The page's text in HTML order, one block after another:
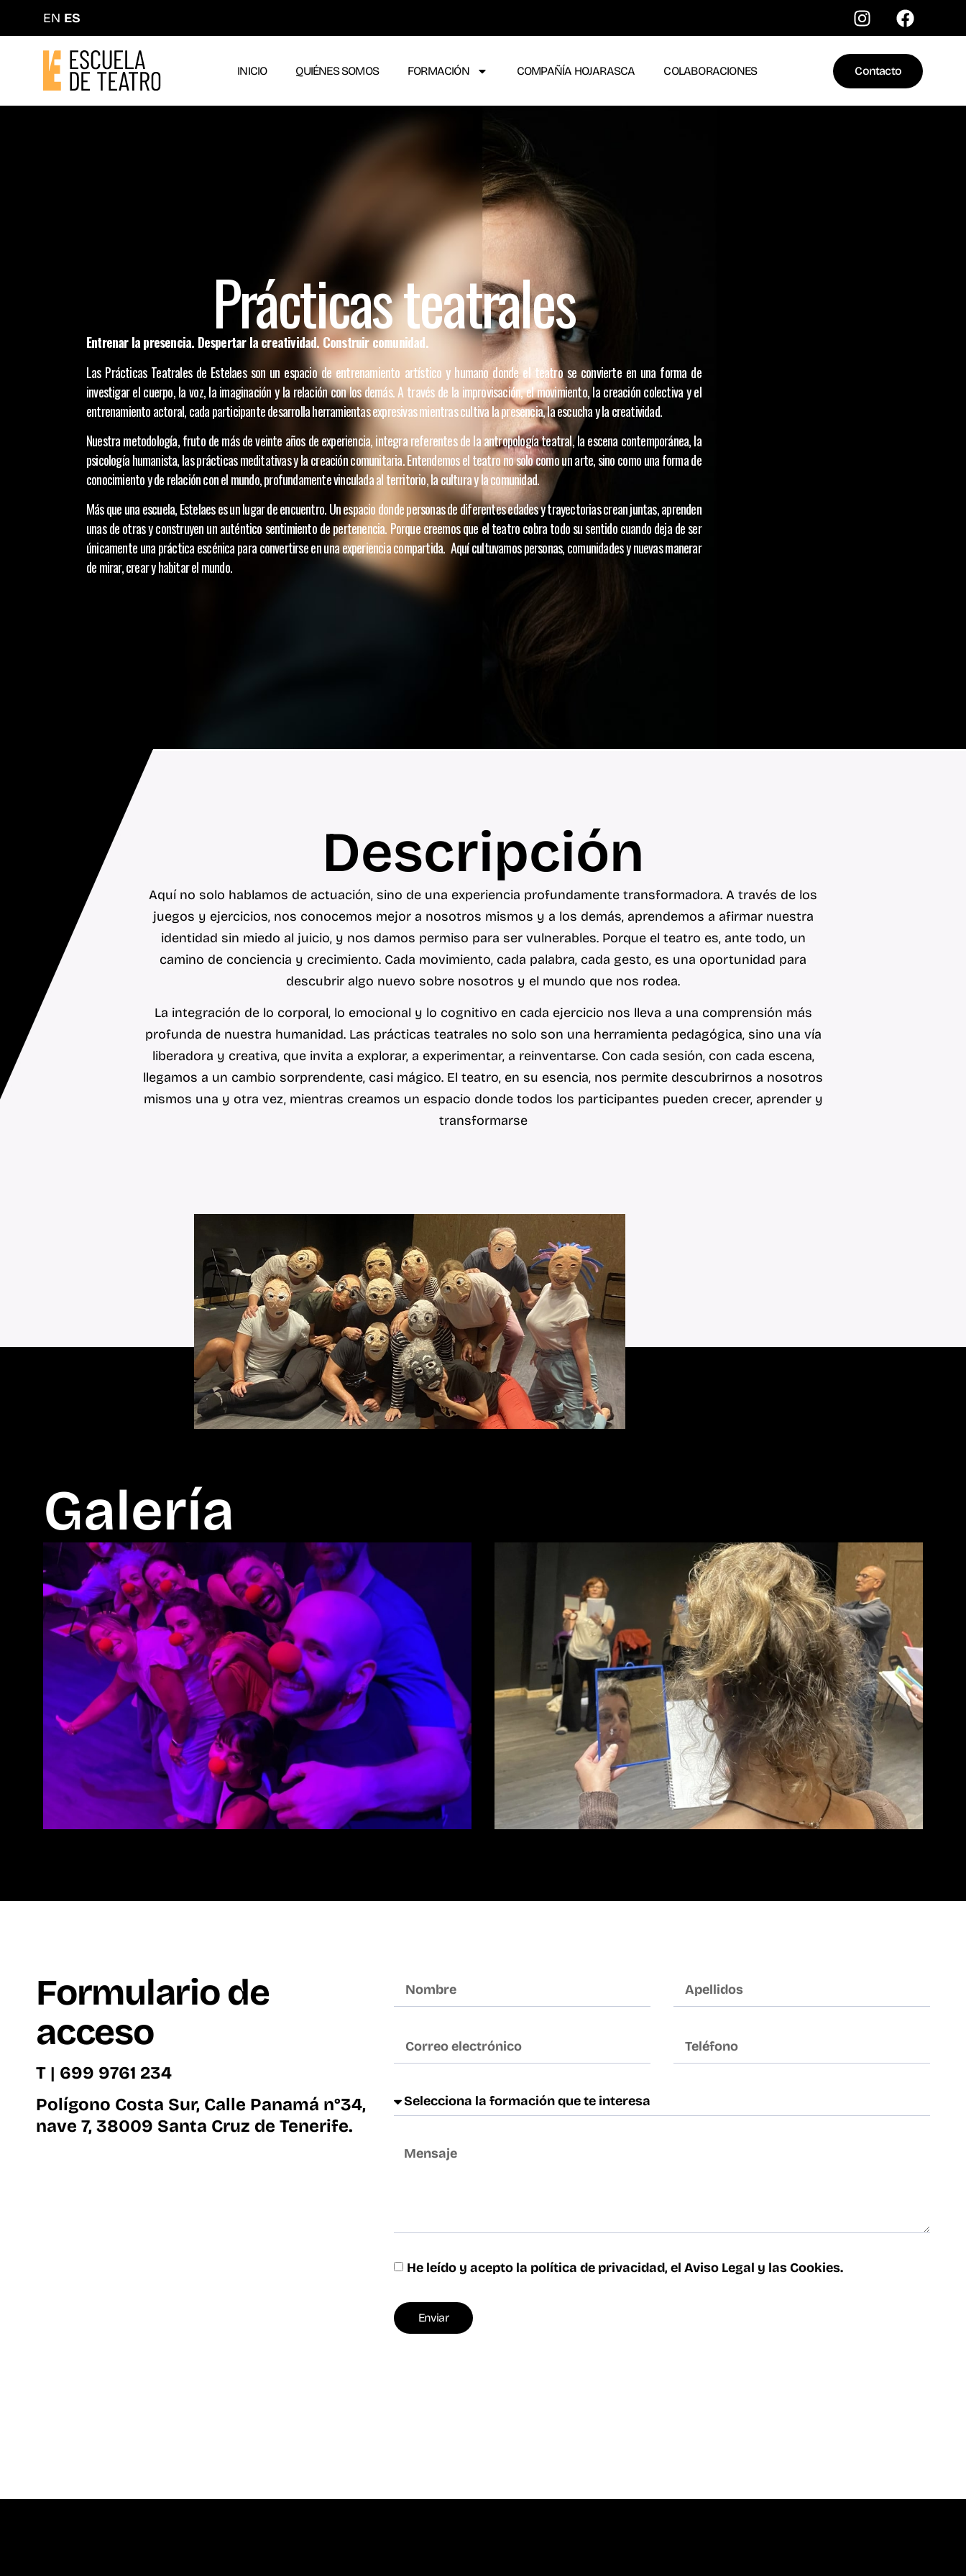
EN ES
INICIO QUIÉNES SOMOS FORMACIÓN COMPAÑÍA HOJARASCA COLABORACIONES Contacto
Prácticas teatrales
Entrenar la presencia. Despertar la creatividad. Construir comunidad.
Las Prácticas Teatrales de Estelaes son un espacio de entrenamiento artístico y humano donde el teatro se convierte en una forma de
investigar el cuerpo, la voz, la imaginación y la relación con los demás. A través de la improvisación, el movimiento, la creación colectiva y el
entrenamiento actoral, cada participante desarrolla herramientas expresivas mientras cultiva la presencia, la escucha y la creatividad.
Nuestra metodología, fruto de más de veinte años de experiencia, integra referentes de la antropología teatral, la escena contemporánea, la
psicología humanista, las prácticas meditativas y la creación comunitaria. Entendemos el teatro no solo como un arte, sino como una forma de
conocimiento y de relación con el mundo, profundamente vinculada al territorio, la cultura y la comunidad.
Más que una escuela, Estelaes es un lugar de encuentro. Un espacio donde personas de diferentes edades y trayectorias crean juntas, aprenden
unas de otras y construyen un auténtico sentimiento de pertenencia. Porque creemos que el teatro cobra todo su sentido cuando deja de ser
únicamente una práctica escénica para convertirse en una experiencia compartida. Aquí cultuvamos personas, comunidades y nuevas manerar
de mirar, crear y habitar el mundo.
Descripción
Aquí no solo hablamos de actuación, sino de una experiencia profundamente transformadora. A través de los
juegos y ejercicios, nos conocemos mejor a nosotros mismos y a los demás, aprendemos a afirmar nuestra
identidad sin miedo al juicio, y nos damos permiso para ser vulnerables. Porque el teatro es, ante todo, un
camino de conciencia y crecimiento. Cada movimiento, cada palabra, cada gesto, es una oportunidad para
descubrir algo nuevo sobre nosotros y el mundo que nos rodea.
La integración de lo corporal, lo emocional y lo cognitivo en cada ejercicio nos lleva a una comprensión más
profunda de nuestra humanidad. Las prácticas teatrales no solo son una herramienta pedagógica, sino una vía
liberadora y creativa, que invita a explorar, a experimentar, a reinventarse. Con cada sesión, con cada escena,
llegamos a un cambio sorprendente, casi mágico. El teatro, en su esencia, nos permite descubrirnos a nosotros
mismos una y otra vez, mientras creamos un espacio donde todos los participantes pueden crecer, aprender y
transformarse
Galería
Formulario de
acceso
T | 699 9761 234
Polígono Costa Sur, Calle Panamá n°34,
nave 7, 38009 Santa Cruz de Tenerife.
He leído y acepto la política de privacidad, el Aviso Legal y las Cookies.
Enviar